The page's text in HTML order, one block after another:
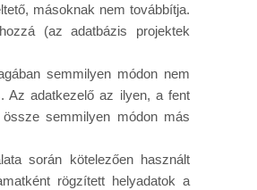
másoknak nem továbbítja.
(az adatbázis projektek
semmilyen módon nem
Az adatkezelő az ilyen, a fent
semmilyen módon más
során kötelezően használt
rögzített helyadatok a